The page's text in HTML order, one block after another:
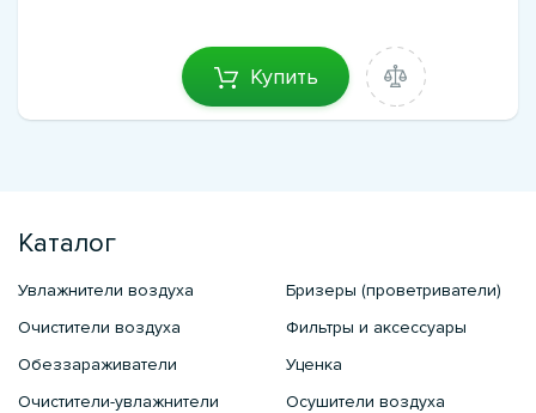
Купить
Каталог
Увлажнители воздуха
Очистители воздуха
Обеззараживатели
Очистители-увлажнители
Бризеры (проветриватели)
Фильтры и аксессуары
Уценка
Осушители воздуха